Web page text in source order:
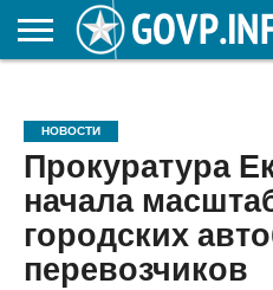
ОБРАЗОВАНИЕ
НОВОСТИ
Прокуратура
начала
городских
перевозчиков